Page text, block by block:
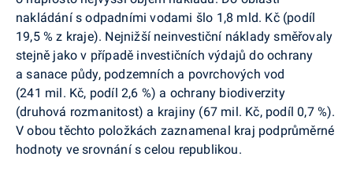
nakládání s odpadními vodami šlo 1,8 mld. Kč (podíl
19,5 % z kraje). Nejnižší neinvestiční náklady směřovaly
stejně jako v případě investičních výdajů do ochrany
a sanace půdy, podzemních a povrchových vod
(241 mil. Kč, podíl 2,6 %) a ochrany biodiverzity
(druhová rozmanitost) a krajiny (67 mil. Kč, podíl 0,7 %).
V obou těchto položkách zaznamenal kraj podprůměrné
hodnoty ve srovnání s celou republikou.